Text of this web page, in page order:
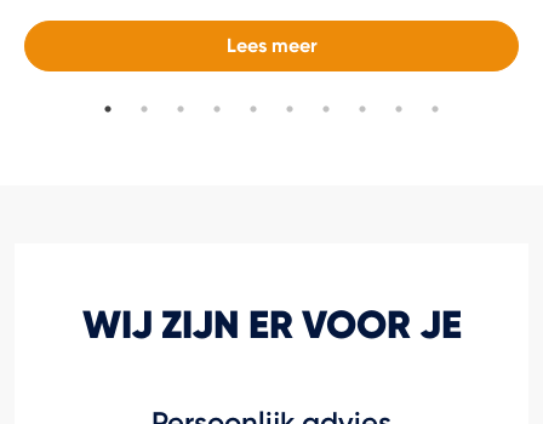
Lees meer
WIJ ZIJN ER VOOR JE